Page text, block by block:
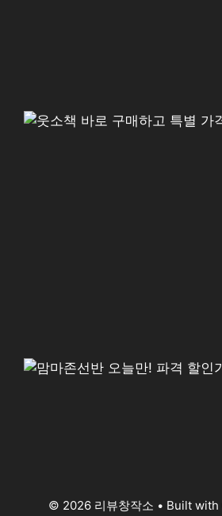
© 2026 리뷰창작소 • Built with